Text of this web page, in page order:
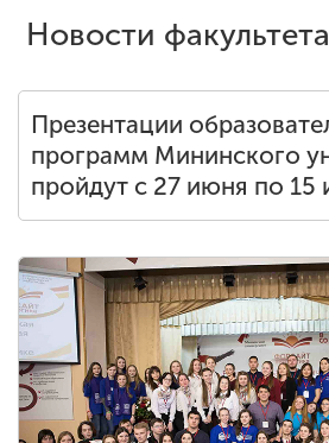
Абитуриенту
Наука
Международная
деятельность
Новости
Презентации
программ Мининского
пройдут с 27 июня по 15